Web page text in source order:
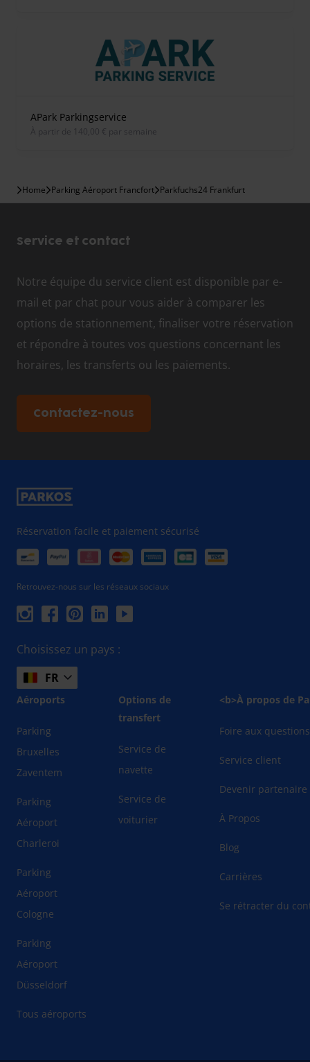
APark Parkingservice
À partir de 140,00 € par semaine
Home Parking Aéroport Francfort Parkfuchs24 Frankfurt
Service et contact
Notre équipe du service client est disponible par e-
mail et par chat pour vous aider à comparer les
options de stationnement, finaliser votre réservation
et répondre à toutes vos questions concernant les
horaires, les transferts ou les paiements.
Contactez-nous
Réservation facile et paiement sécurisé
Retrouvez-nous sur les réseaux sociaux
Choisissez un pays :
FR
Aéroports
Parking
Bruxelles
Zaventem
Parking
Aéroport
Charleroi
Parking
Aéroport
Cologne
Parking
Aéroport
Düsseldorf
Tous aéroports
Options de
transfert
Service de
navette
Service de
voiturier
<b>À propos de
Foire aux questions
Service client
Devenir partenaire
À Propos
Blog
Carrières
Se rétracter du